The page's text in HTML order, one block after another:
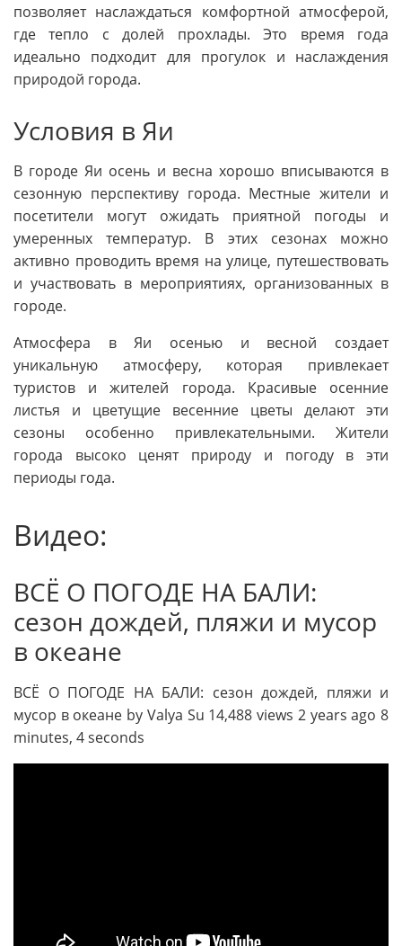
позволяет наслаждаться комфортной атмосферой,
где тепло с долей прохлады. Это время года
идеально подходит для прогулок и наслаждения
природой города.
Условия в Яи
В городе Яи осень и весна хорошо вписываются в
сезонную перспективу города. Местные жители и
посетители могут ожидать приятной погоды и
умеренных температур. В этих сезонах можно
активно проводить время на улице, путешествовать
и участвовать в мероприятиях, организованных в
городе.
Атмосфера в Яи осенью и весной создает
уникальную атмосферу, которая привлекает
туристов и жителей города. Красивые осенние
листья и цветущие весенние цветы делают эти
сезоны особенно привлекательными. Жители
города высоко ценят природу и погоду в эти
периоды года.
Видео:
ВСË О ПОГОДЕ НА БАЛИ:
сезон дождей, пляжи и мусор
в океане
ВСË О ПОГОДЕ НА БАЛИ: сезон дождей, пляжи и
мусор в океане by Valya Su 14,488 views 2 years ago 8
minutes, 4 seconds